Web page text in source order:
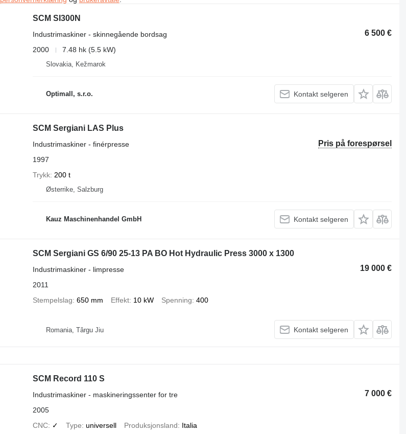
SCM SI300N
6 500 €
Industrimaskiner - skinnegående bordsag
2000
7.48 hk (5.5 kW)
Slovakia, Kežmarok
Optimall, s.r.o. Kontakt selgeren
SCM Sergiani LAS Plus
Pris på forespørsel
Industrimaskiner - finérpresse
1997
Trykk 200 t
Østerrike, Salzburg
Kauz Maschinenhandel GmbH Kontakt selgeren
SCM Sergiani GS 6/90 25-13 PA BO Hot Hydraulic Press 3000 x 1300
19 000 €
Industrimaskiner - limpresse
2011
Stempelslag 650 mm Effekt 10 kW Spenning 400
Romania, Târgu Jiu Kontakt selgeren
SCM Record 110 S
7 000 €
Industrimaskiner - maskineringssenter for tre
2005
CNC
✓ Type universell Produksjonsland Italia